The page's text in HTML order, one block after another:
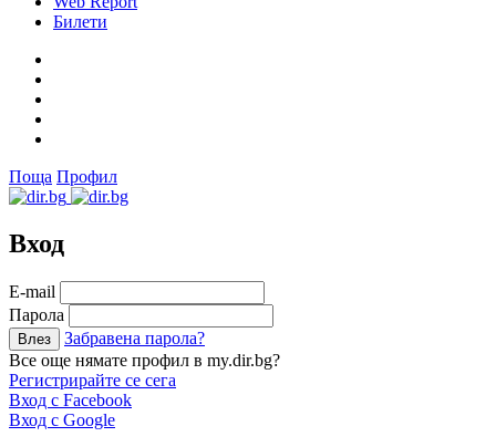
Билети
Поща Профил
Вход
Е-mail
Парола
Забравена парола?
Все още нямате профил в my.dir.bg?
Регистрирайте се сега
Вход с Facebook
Вход с Google